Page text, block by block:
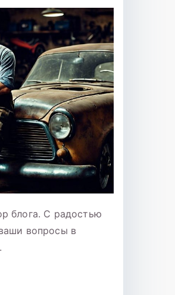
блога. С радостью
вопросы в